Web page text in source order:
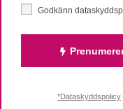
Godkänn
*Dataskyddspolicy